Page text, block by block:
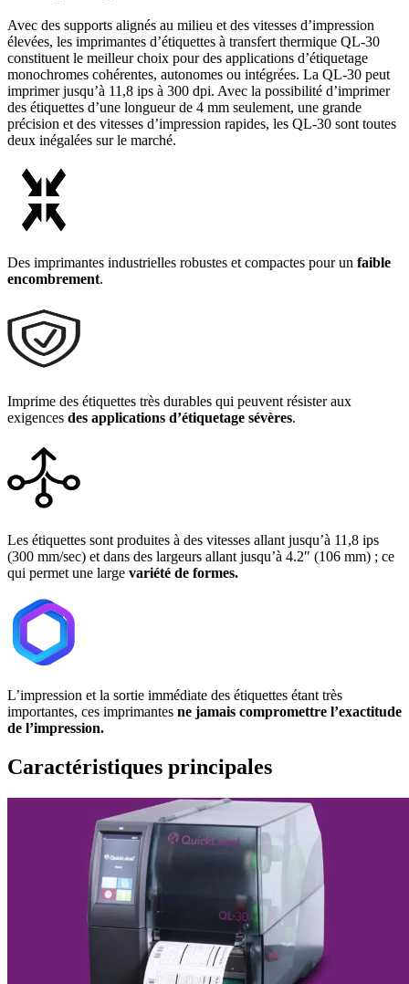
Avec des supports alignés au milieu et des vitesses d’impression
élevées, les imprimantes d’étiquettes à transfert thermique QL-30
constituent le meilleur choix pour des applications d’étiquetage
monochromes cohérentes, autonomes ou intégrées. La QL-30 peut
imprimer jusqu’à 11,8 ips à 300 dpi. Avec la possibilité d’imprimer
des étiquettes d’une longueur de 4 mm seulement, une grande
précision et des vitesses d’impression rapides, les QL-30 sont toutes
deux inégalées sur le marché.
Des imprimantes industrielles robustes et compactes pour un faible
encombrement.
Imprime des étiquettes très durables qui peuvent résister aux
exigences des applications d’étiquetage sévères.
Les étiquettes sont produites à des vitesses allant jusqu’à 11,8 ips
(300 mm/sec) et dans des largeurs allant jusqu’à 4.2″ (106 mm) ; ce
qui permet une large variété de formes.
L’impression et la sortie immédiate des étiquettes étant très
importantes, ces imprimantes ne jamais compromettre l’exactitude
de l’impression.
Caractéristiques principales